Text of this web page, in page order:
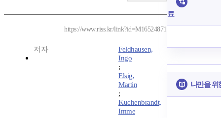
https://www.riss.kr/link?id=M16524871
저자
Feldhausen,
Ingo
;
Elsig,
Martin
;
Kuchenbrandt,
Imme
료
나만을 위